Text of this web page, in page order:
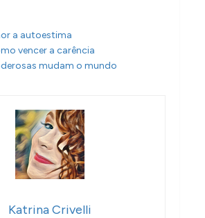
a autoestima
vencer a carência
mudam o mundo
Katrina Crivelli